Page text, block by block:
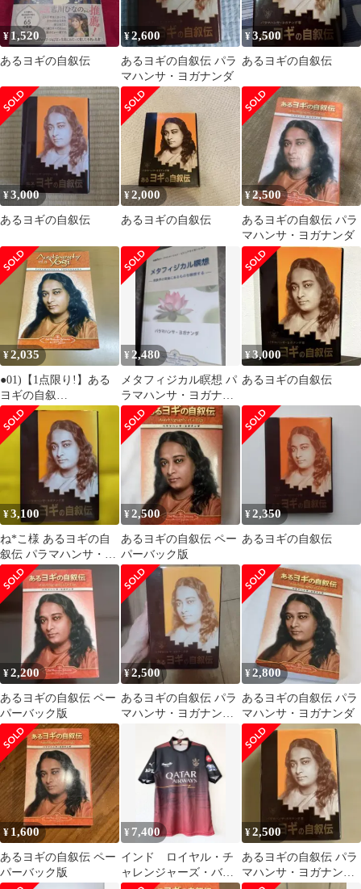
¥ 1,520
あるヨギの自叙伝
¥2,600
あるヨギの自叙伝 パラ
マハンサ・ヨガナンダ
¥3,500
あるヨギの自叙伝
¥3,000
あるヨギの自叙伝
¥2,000
あるヨギの自叙伝
¥2,500
あるヨギの自叙伝 パラ
マハンサ・ヨガナンダ
¥2,035
●01)【1点限り!】ある
ヨギの自叙
伝/Autobiography of a
Yogi/Paramahansa
Yogananda/Self-
Realization Fellowship/洋
書/ヨーガ/A
¥ 2,480
メタフィジカル瞑想 パ
ラマハンサ・ヨガナン
ダ SRF 自己実現のため
の祈りと瞑想
¥3,000
あるヨギの自叙伝
¥3,100
ね*こ様 あるヨギの自
叙伝 パラマハンサ・ヨ
ガナンダ著
¥2,500
あるヨギの自叙伝 ペー
パーバック版
¥2,350
あるヨギの自叙伝
¥2,200
あるヨギの自叙伝 ペー
パーバック版
¥2,500
あるヨギの自叙伝 パラ
マハンサ・ヨガナンダ
¥2,800
あるヨギの自叙伝 パラ
マハンサ・ヨガナンダ
¥ 1,600
あるヨギの自叙伝 ペー
パーバック版
¥ 7,400
インド ロイヤル・チ
ャレンジャーズ・バン
¥2,500
あるヨギの自叙伝 パラ
マハンサ・ヨガナンダ